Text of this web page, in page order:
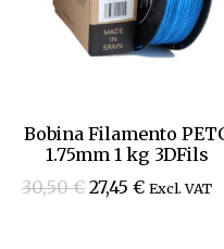
Bobina Filamento
1.75mm 1 kg 3DFils
30,50€ 27,45 € Excl. VAT